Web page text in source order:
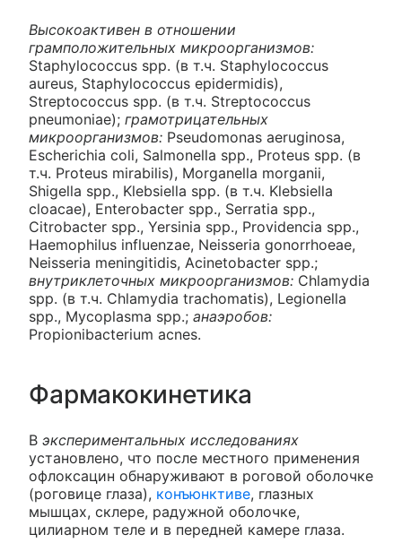
Высокоактивен в отношении
грамположительных микроорганизмов:
Staphylococcus spp. (в т.ч. Staphylococcus
aureus, Staphylococcus epidermidis),
Streptococcus spp. (в т.ч. Streptococcus
pneumoniae); грамотрицательных
микроорганизмов: Pseudomonas aeruginosa,
Escherichia coli, Salmonella spp., Proteus spp. (в
т.ч. Proteus mirabilis), Morganella morganii,
Shigella spp., Klebsiella spp. (в т.ч. Klebsiella
cloacae), Enterobacter spp., Serratia spp.,
Citrobacter spp., Yersinia spp., Providencia spp.,
Haemophilus influenzae, Neisseria gonorrhoeae,
Neisseria meningitidis, Acinetobacter spp.;
внутриклеточных микроорганизмов: Chlamydia
spp. (в т.ч. Chlamydia trachomatis), Legionella
spp., Mycoplasma spp.; анаэробов:
Propionibacterium acnes.
Фармакокинетика
В экспериментальных исследованиях
установлено, что после местного применения
офлоксацин обнаруживают в роговой оболочке
(роговице глаза), конъюнктиве, глазных
мышцах, склере, радужной оболочке,
цилиарном теле и в передней камере глаза.